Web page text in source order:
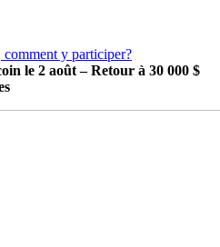
le 2 août – Retour à 30 000 $